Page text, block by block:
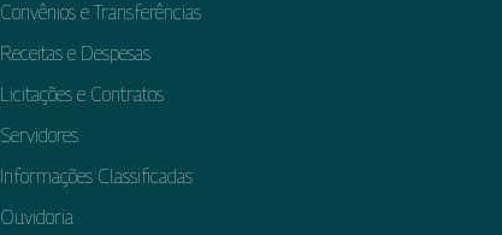
Convênios e Transferências
Receitas e Despesas
Licitações e Contratos
Servidores
Informações Classificadas
Ouvidoria